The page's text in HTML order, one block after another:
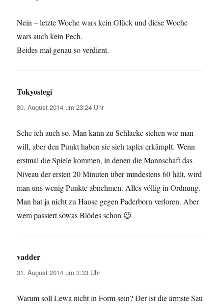
Nein – letzte Woche wars kein Glück und diese Woche
wars auch kein Pech.
Beides mal genau so verdient.
Tokyostegi
30. August 2014 um 23:24 Uhr
Sehe ich auch so. Man kann zu Schlacke stehen wie man
will, aber den Punkt haben sie sich tapfer erkämpft. Wenn
erstmal die Spiele kommen, in denen die Mannschaft das
Niveau der ersten 20 Minuten über mindestens 60 hält, wird
man uns wenig Punkte abnehmen. Alles völlig in Ordnung.
Man hat ja nicht zu Hause gegen Paderborn verloren. Aber
wem passiert sowas Blödes schon 😉
vadder
31. August 2014 um 3:33 Uhr
Warum soll Lewa nicht in Form sein? Der ist die ärmste Sau